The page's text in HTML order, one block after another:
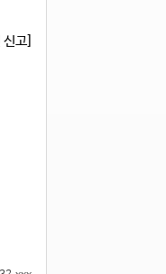
고]